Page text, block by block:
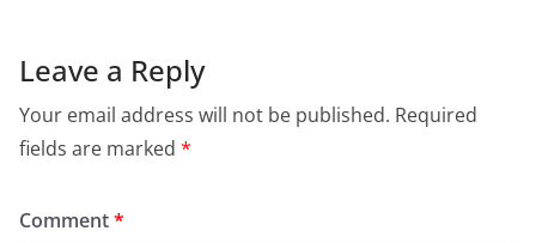
Leave a Reply
Your email address will not be published. Required
fields are marked *
Comment*